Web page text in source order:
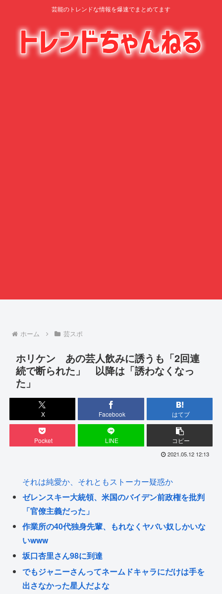
芸能のトレンドな情報を爆速でまとめてます
ホーム 芸スポ
ホリケン あの芸人飲みに誘うも「2回連
続で断られた」 以降は「誘わなくなっ
た」
X Facebook はてブ
Pocket LINE コピー
2021.05.12 12:13
それは純愛か、それともストーカー疑惑か
ゼレンスキー大統領、米国のバイデン前政権を批判
「官僚主義だった」
作業所の40代独身先輩、もれなくヤバい奴しかいな
いwww
坂口杏里さん98に到達
でもジャニーさんってネームドキャラにだけは手を
出さなかった星人だよな